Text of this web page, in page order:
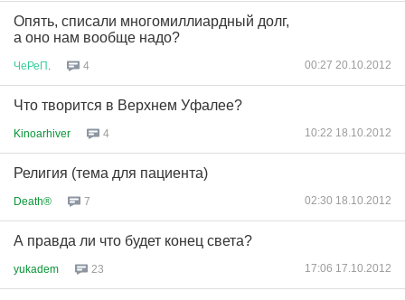
Опять, списали многомиллиардный долг,
а оно нам вообще надо?
ЧеРеП 4 00:27 20.10.2012
Что творится в Верхнем Уфалее?
Kinoarhiver 4 10:22 18.10.2012
Религия (тема для пациента)
Death® 7 02:30 18.10.2012
А правда ли что будет конец света?
yukadem 23 17:06 17.10.2012